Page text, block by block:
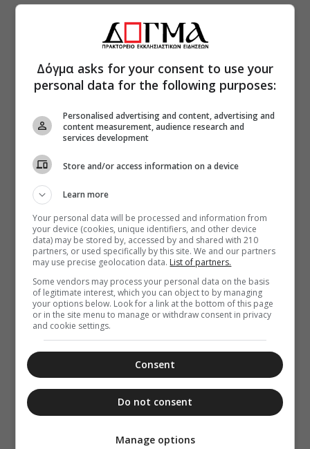
Δόγμα asks for your consent to use your
personal data for the following purposes:
Personalised advertising and content, advertising and
content measurement, audience research and
services development
Store and/or access information on a device
Learn more
Your personal data will be processed and information from
your device (cookies, unique identifiers, and other device
data) may be stored by, accessed by and shared with 210
partners, or used specifically by this site. We and our partners
may use precise geolocation data. List of partners.
Some vendors may process your personal data on the basis
of legitimate interest, which you can object to by managing
your options below. Look for a link at the bottom of this page
or in the site menu to manage or withdraw consent in privacy
and cookie settings.
Consent
Do not consent
Manage options